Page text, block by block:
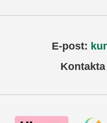
E-post: